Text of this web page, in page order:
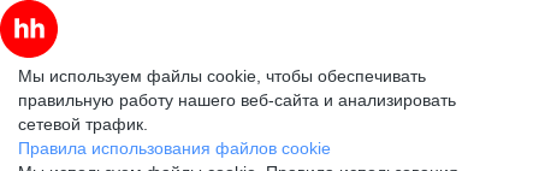
Мы используем файлы cookie, чтобы обеспечивать
правильную работу нашего веб-сайта и анализировать
сетевой трафик.
Правила использования файлов cookie